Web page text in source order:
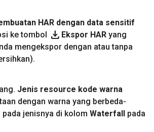
HAR dengan data sensitif
ke tombol download Ekspor HAR yang
mengekspor dengan atau tanpa
.
Jenis resource kode warna
dengan warna yang berbeda-
pada jenisnya di kolom Waterfall
pada